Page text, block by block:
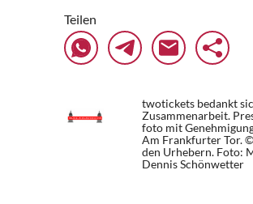
Teilen
twotickets bedankt
Zusammenarbeit.
foto mit
Am Frankfurter Tor.
den Urhebern. Foto:
Dennis Schönwetter